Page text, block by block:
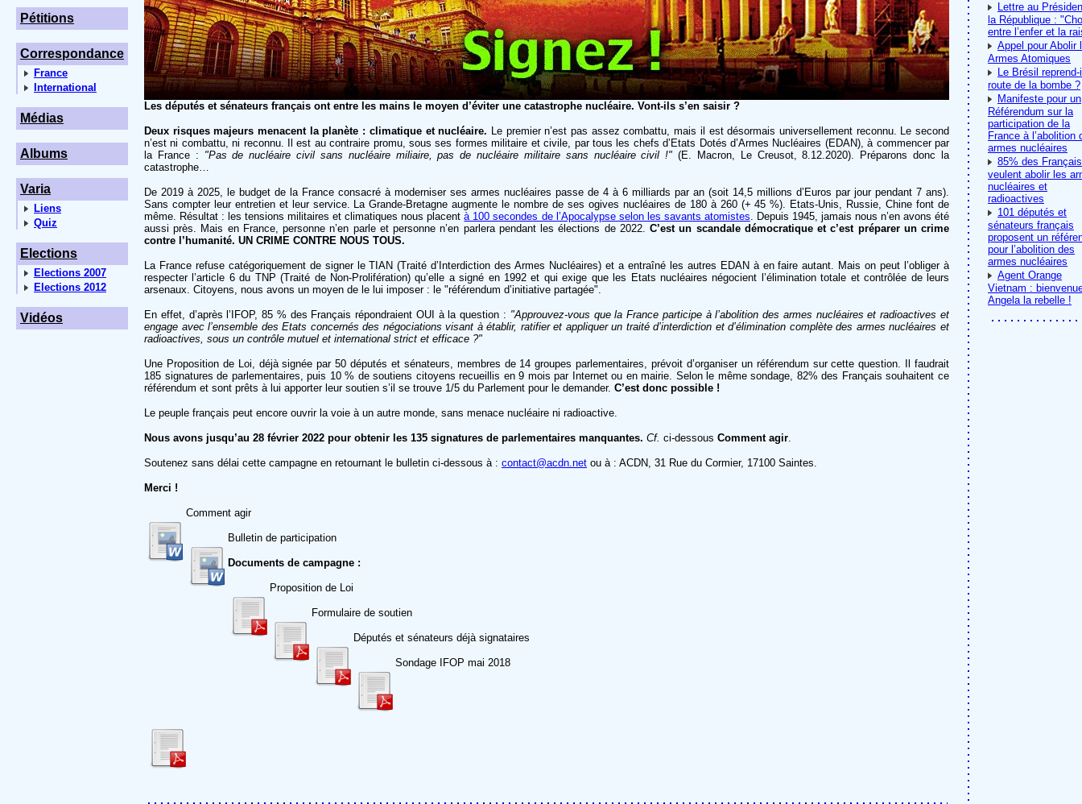
Pétitions
Correspondance
France
International
Médias
Albums
Varia
Liens
Quiz
Elections
Elections 2007
Elections 2012
Vidéos
Les députés et sénateurs français ont entre les mains le moyen d’éviter une catastrophe nucléaire. Vont-ils s’en saisir ?
Deux risques majeurs menacent la planète : climatique et nucléaire. Le premier n’est pas assez combattu, mais il est désormais universellement reconnu. Le second
n’est ni combattu, ni reconnu. Il est au contraire promu, sous ses formes militaire et civile, par tous les chefs d’Etats Dotés d’Armes Nucléaires (EDAN), à commencer par
la France : "Pas de nucléaire civil sans nucléaire miliaire, pas de nucléaire militaire sans nucléaire civil !" (E. Macron, Le Creusot, 8.12.2020). Préparons donc la
catastrophe…
De 2019 à 2025, le budget de la France consacré à moderniser ses armes nucléaires passe de 4 à 6 milliards par an (soit 14,5 millions d’Euros par jour pendant 7 ans).
Sans compter leur entretien et leur service. La Grande-Bretagne augmente le nombre de ses ogives nucléaires de 180 à 260 (+ 45 %). Etats-Unis, Russie, Chine font de
même. Résultat : les tensions militaires et climatiques nous placentà 100 secondes de l’Apocalypse selon les savants atomistes. Depuis 1945, jamais nous n’en avons été
aussi près. Mais en France, personne n’en parle et personne n’en parlera pendant les élections de 2022.C’est un scandale démocratique et c’est préparer un crime
contre l’humanité. UN CRIME CONTRE NOUS TOUS.
La France refuse catégoriquement de signer le TIAN (Traité d’Interdiction des Armes Nucléaires) et a entraîné les autres EDAN à en faire autant. Mais on peut l’obliger à
respecter l’article 6 du TNP (Traité de Non-Prolifération) qu’elle a signé en 1992 et qui exige que les Etats nucléaires négocient l’élimination totale et contrôlée de leurs
arsenaux. Citoyens, nous avons un moyen de le lui imposer : le "référendum d’initiative partagée".
En effet, d’après l’IFOP, 85 % des Français répondraient OUI à la question : "Approuvez-vous que la France participe à l’abolition des armes nucléaires et radioactives et
engage avec l’ensemble des Etats concernés des négociations visant à établir, ratifier et appliquer un traité d’interdiction et d’élimination complète des armes nucléaires et
radioactives, sous un contrôle mutuel et international strict et efficace ?"
Une Proposition de Loi, déjà signée par 50 députés et sénateurs, membres de 14 groupes parlementaires, prévoit d’organiser un référendum sur cette question. Il faudrait
185 signatures de parlementaires, puis 10 % de soutiens citoyens recueillis en 9 mois par Internet ou en mairie. Selon le même sondage, 82% des Français souhaitent ce
référendum et sont prêts à lui apporter leur soutien s’il se trouve 1/5 du Parlement pour le demander. C’est donc possible !
Le peuple français peut encore ouvrir la voie à un autre monde, sans menace nucléaire ni radioactive.
Nous avons jusqu’au 28 février 2022 pour obtenir les 135 signatures de parlementaires manquantes. Cf. ci-dessous Comment agir.
Soutenez sans délai cette campagne en retournant le bulletin ci-dessous à : contact@acdn.net ou à : ACDN, 31 Rue du Cormier, 17100 Saintes.
Merci !
Comment agir
Bulletin de participation
Documents de campagne :
Proposition de Loi
Formulaire de soutien
Députés et sénateurs déjà signataires
Sondage IFOP mai 2018
Lettre au
la République :
entre l’enfer et la
Appel pour Abolir
Armes Atomiques
Le Brésil
route de la bombe ?
Manifeste pour un
Référendum sur la
participation de la
France à l’abolition
armes nucléaires
85% des Français
veulent abolir les
nucléaires et
radioactives
101 députés et
sénateurs français
proposent un
pour l’abolition des
armes nucléaires
Agent Orange
Vietnam :
Angela la rebelle !